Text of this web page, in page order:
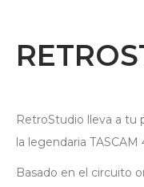
RetroStudio lleva a tu
la legendaria TASCAM
Basado en el circuito